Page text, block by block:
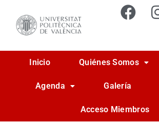
Inicio Quiénes Somos
Agenda Galería
Acceso Miembros